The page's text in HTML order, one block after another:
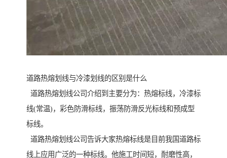
道路热熔划线与冷漆划线的区别是什么
道路热熔划线公司介绍到主要分为：热熔标线，冷漆标
线(常温)，彩色防滑标线，振荡防滑反光标线和预成型
标线。
道路热熔划线公司告诉大家热熔标线是目前我国道路标
线上应用广泛的一种标线。他施工时间短，耐磨性高，